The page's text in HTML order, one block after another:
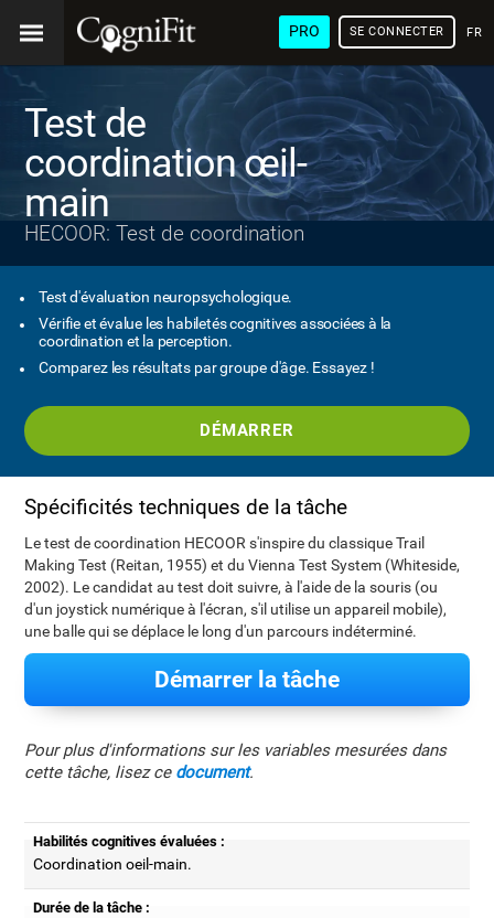
PRO SE CONNECTER
Test de
coordination œil-
main
HECOOR: Test de coordination
Test d'évaluation neuropsychologique.
Vérifie et évalue les habiletés cognitives associées à la
coordination et la perception.
Comparez les résultats par groupe d'âge. Essayez !
DÉMARRER
Spécificités techniques de la tâche
Le test de coordination HECOOR s'inspire du classique Trail
Making Test (Reitan, 1955) et du Vienna Test System (Whiteside,
2002). Le candidat au test doit suivre, à l'aide de la souris (ou
d'un joystick numérique à l'écran, s'il utilise un appareil mobile),
une balle qui se déplace le long d'un parcours indéterminé.
Démarrer la tâche
Pour plus d'informations sur les variables mesurées dans
cette tâche, lisez ce document.
Habilités cognitives évaluées :
Coordination oeil-main.
Durée de la tâche :